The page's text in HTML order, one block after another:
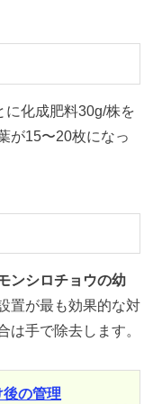
に化成肥料30g/株を
が15〜20枚になっ
ンシロチョウの幼
置が最も効果的な対
は手で除去します。
の管理